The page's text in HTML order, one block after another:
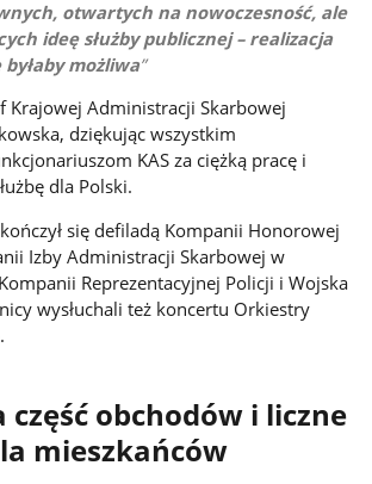
otwartych na nowoczesność, ale
ideę służby publicznej – realizacja
byłaby możliwa
Krajowej Administracji Skarbowej
dziękując wszystkim
KAS za ciężką pracę i
dla Polski.
się defiladą Kompanii Honorowej
Izby Administracji Skarbowej w
Reprezentacyjnej Policji i Wojska
wysłuchali też koncertu Orkiestry
obchodów i liczne
mieszkańców